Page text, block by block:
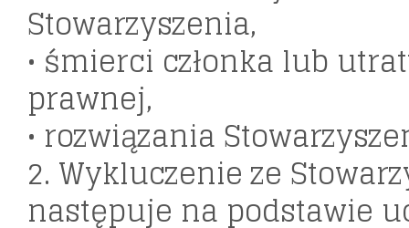
Stowarzyszenia,
• śmierci członka lub
prawnej,
• rozwiązania
2. Wykluczenie ze
następuje na podstawie